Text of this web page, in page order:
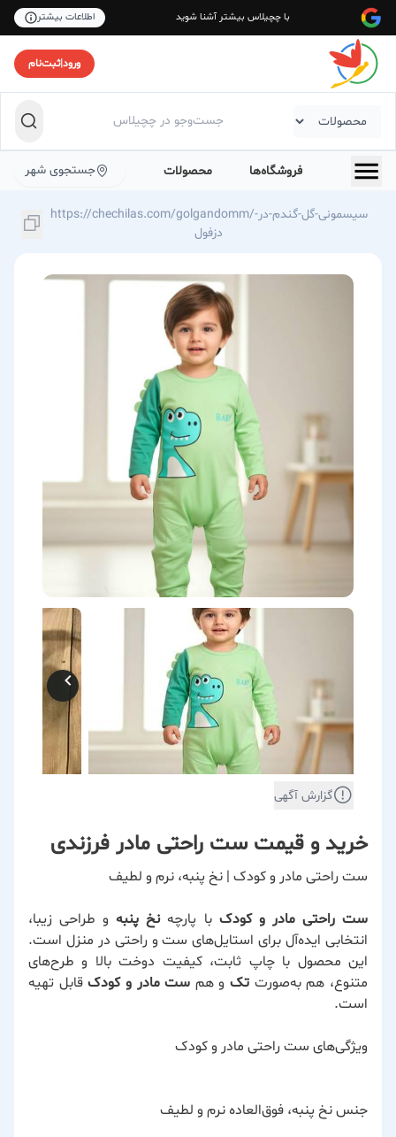
با چچیلاس بیشتر آشنا شوید اطلاعات بیشتر
ورود|ثبت‌نام
فروشگاه‌ها محصولات جستجوی شهر
https://chechilas.com/golgandomm/سیسمونی-گل-گندم-در-
دزفول
گزارش آگهی
خرید و قیمت ست راحتی مادر فرزندی
ست راحتی مادر و کودک | نخ پنبه، نرم و لطیف
ست راحتی مادر و کودک با پارچهنخ پنبهو طراحی زیبا،
انتخابی ایده‌آل برای استایل‌های ست و راحتی در منزل است.
این محصول با چاپ ثابت، کیفیت دوخت بالا و طرح‌های
متنوع، هم به‌صورت تکو هم ست مادر و کودکقابل تهیه
است.
ویژگی‌های ست راحتی مادر و کودک
جنس نخ پنبه، فوق‌العاده نرم و لطیف